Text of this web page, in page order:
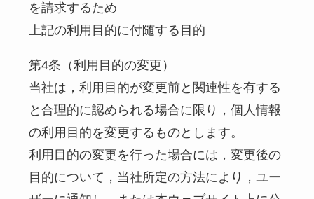
を請求するため
上記の利用目的に付随する目的
第4条（利用目的の変更）
当社は，利用目的が変更前と関連性を有する
と合理的に認められる場合に限り，個人情報
の利用目的を変更するものとします。
利用目的の変更を行った場合には，変更後の
目的について，当社所定の方法により，ユー